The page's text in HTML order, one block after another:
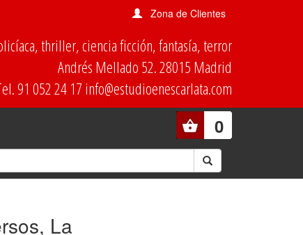
Zona de Clientes
thriller, ciencia ficción, fantasía, terror
Andrés Mellado 52. 28015 Madrid
91 052 24 17 info@estudioenescarlata.com
0
La